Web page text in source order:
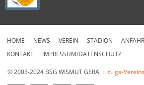
HOME NEWS VEREIN STADION
KONTAKT
IMPRESSUM/DATENSCHUTZ
© 2003-2024 BSG WISMUT GERA | zLiga-